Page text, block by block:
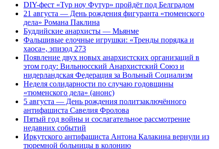
DIY-фест «Тур ноу Футур» пройдёт под Белградом
21 августа — День рождения фигуранта «тюменского
дела» Романа Паклина
Буддийские анархисты — Мьянме
Фальшивые елочные игрушки: «Тренды порядка и
хаоса», эпизод 273
Появление двух новых анархистских организаций в
этом году: Вильнюсский Анархистский Союз и
нидерландская Федерация за Вольный Социализм
Неделя солидарности по случаю годовщины
«тюменского дела» (анонс)
5 августа — День рождения политзаключённого
антифашиста Савелия Фролова
Пятый год войны и сослагательное рассмотрение
недавних событий
Иркутского антифашиста Антона Калакина вернули из
тюремной больницы в колонию